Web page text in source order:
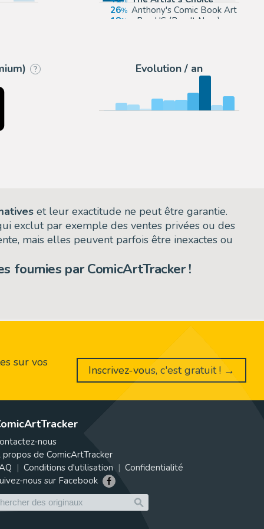
26
Anthony's Comic Book Art
18
eBay US (Buy It Now)
? Evolution / an
et leur exactitude ne peut être garantie.
exclut par exemple des ventes privées ou des
mais elles peuvent parfois être inexactes ou
fournies par ComicArtTracker !
sur vos
Inscrivez-vous, c'est gratuit ! →
nous
propos de ComicArtTracker
Conditions d'utilisation
Confidentialité
nous sur Facebook